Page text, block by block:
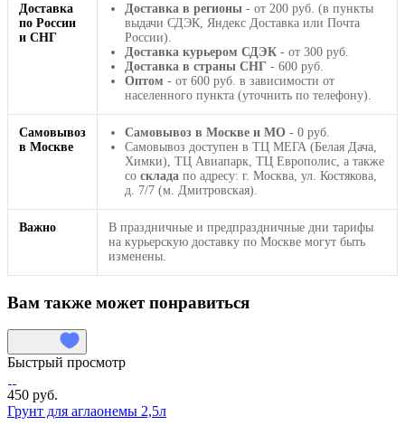
Доставка
по России
и СНГ
Доставка в регионы - от 200 руб. (в пункты
выдачи СДЭК, Яндекс Доставка или Почта
России).
Доставка курьером СДЭК - от 300 руб.
Доставка в страны СНГ - 600 руб.
Оптом - от 600 руб. в зависимости от
населенного пункта (уточнить по телефону).
Самовывоз
в Москве
Самовывоз в Москве и МО - 0 руб.
Самовывоз доступен в ТЦ МЕГА (Белая Дача,
Химки), ТЦ Авиапарк, ТЦ Европолис, а также
со склада по адресу: г. Москва, ул. Костякова,
д. 7/7 (м. Дмитровская).
Важно
В праздничные и предпраздничные дни тарифы
на курьерскую доставку по Москве могут быть
изменены.
Вам также может понравиться
Быстрый просмотр
450 руб.
Грунт для аглаонемы 2,5л